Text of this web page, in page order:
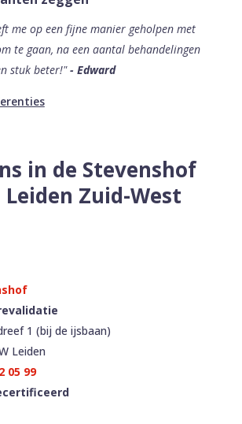
me op een fijne manier geholpen met
te gaan, na een aantal behandelingen
stuk beter!"- Edward
in de Stevenshof
Zuid-West
1 (bij de ijsbaan)
Leiden
05 99